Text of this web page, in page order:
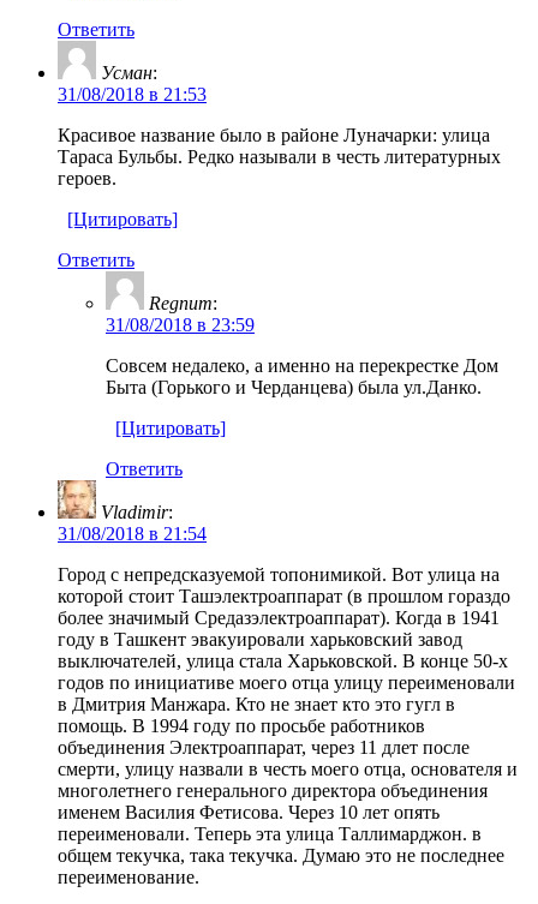
Ответить
Усман:
31/08/2018 в 21:53
Красивое название было в районе Луначарки: улица
Тараса Бульбы. Редко называли в честь литературных
героев.
[Цитировать]
Ответить
Regnum:
31/08/2018 в 23:59
Совсем недалеко, а именно на перекрестке Дом
Быта (Горького и Черданцева) была ул.Данко.
[Цитировать]
Ответить
Vladimir:
31/08/2018 в 21:54
Город с непредсказуемой топонимикой. Вот улица на
которой стоит Ташэлектроаппарат (в прошлом гораздо
более значимый Средазэлектроаппарат). Когда в 1941
году в Ташкент эвакуировали харьковский завод
выключателей, улица стала Харьковской. В конце 50-х
годов по инициативе моего отца улицу переименовали
в Дмитрия Манжара. Кто не знает кто это гугл в
помощь. В 1994 году по просьбе работников
объединения Электроаппарат, через 11 длет после
смерти, улицу назвали в честь моего отца, основателя и
многолетнего генерального директора объединения
именем Василия Фетисова. Через 10 лет опять
переименовали. Теперь эта улица Таллимарджон. в
общем текучка, така текучка. Думаю это не последнее
переименование.